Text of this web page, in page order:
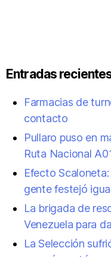
Entradas
Farmacias de
contacto
Pullaro puso en
Ruta Nacional
Efecto
gente festejó
La brigada de
Venezuela para
La Selección